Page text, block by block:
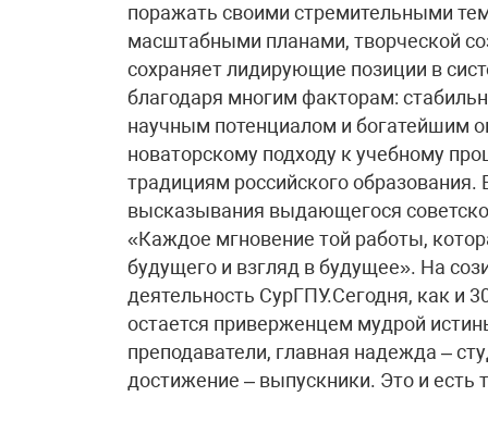
поражать своими стремительными
масштабными планами, творческой
сохраняет лидирующие позиции в
благодаря многим факторам:
научным потенциалом и богатейшим
новаторскому подходу к учебному
традициям российского
высказывания выдающегося
«Каждое мгновение той работы,
будущего и взгляд в будущее». На
деятельность СурГПУ.Сегодня, как и
остается приверженцем мудрой
преподаватели, главная надежда –
достижение – выпускники. Это и